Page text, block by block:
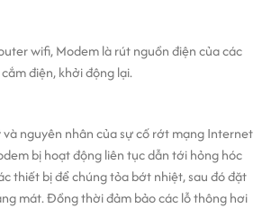
wifi, Modem là rút nguồn điện của các
điện, khởi động lại.
và nguyên nhân của sự cố rớt mạng Internet
bị hoạt động liên tục dẫn tới hỏng hóc
thiết bị để chúng tỏa bớt nhiệt, sau đó đặt
mát. Đồng thời đảm bảo các lỗ thông hơi